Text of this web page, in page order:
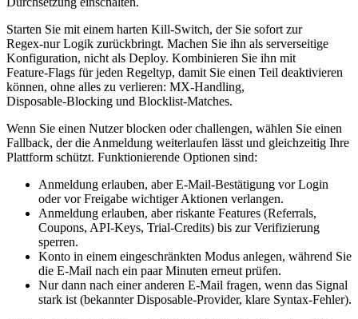
Starten Sie mit einem harten Kill‑Switch, der Sie sofort zur
Regex‑nur Logik zurückbringt. Machen Sie ihn als serverseitige
Konfiguration, nicht als Deploy. Kombinieren Sie ihn mit
Feature‑Flags für jeden Regeltyp, damit Sie einen Teil deaktivieren
können, ohne alles zu verlieren: MX‑Handling,
Disposable‑Blocking und Blocklist‑Matches.
Wenn Sie einen Nutzer blocken oder challengen, wählen Sie einen
Fallback, der die Anmeldung weiterlaufen lässt und gleichzeitig Ihre
Plattform schützt. Funktionierende Optionen sind:
Anmeldung erlauben, aber E‑Mail‑Bestätigung vor Login
oder vor Freigabe wichtiger Aktionen verlangen.
Anmeldung erlauben, aber riskante Features (Referrals,
Coupons, API‑Keys, Trial‑Credits) bis zur Verifizierung
sperren.
Konto in einem eingeschränkten Modus anlegen, während Sie
die E‑Mail nach ein paar Minuten erneut prüfen.
Nur dann nach einer anderen E‑Mail fragen, wenn das Signal
stark ist (bekannter Disposable‑Provider, klare Syntax‑Fehler).